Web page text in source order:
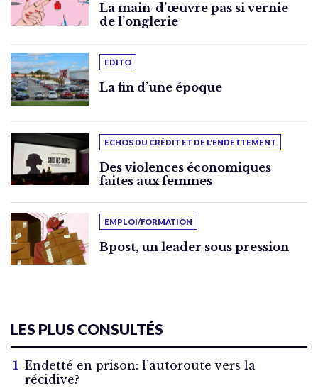
La main-d’œuvre pas si vernie
de l’onglerie
EDITO
La fin d’une époque
ECHOS DU CRÉDIT ET DE L'ENDETTEMENT
Des violences économiques
faites aux femmes
EMPLOI/FORMATION
Bpost, un leader sous pression
LES PLUS CONSULTÉS
Endetté en prison: l’autoroute vers la
récidive?